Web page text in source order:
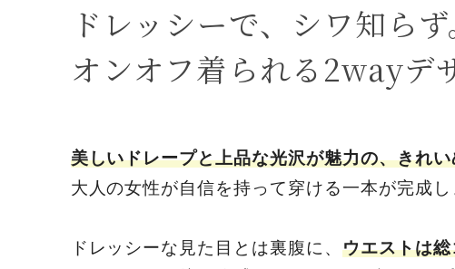
ドレッシーで、シワ知らず
オンオフ着られる2wayデ
美しいドレープと上品な光沢が魅力の、きれ
大人の女性が自信を持って穿ける一本が完成し
ドレッシーな見た目とは裏腹に、 ウエストは